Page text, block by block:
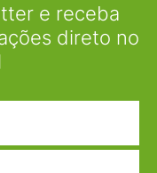
e receba
direto no